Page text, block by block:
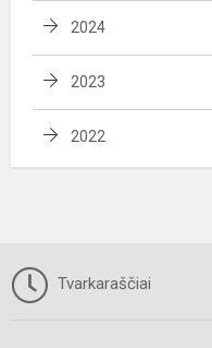
2024
2023
2022
Tvarkaraščiai